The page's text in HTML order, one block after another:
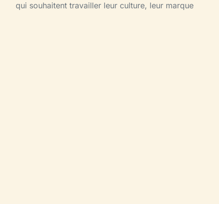
qui souhaitent travailler leur culture, leur marque